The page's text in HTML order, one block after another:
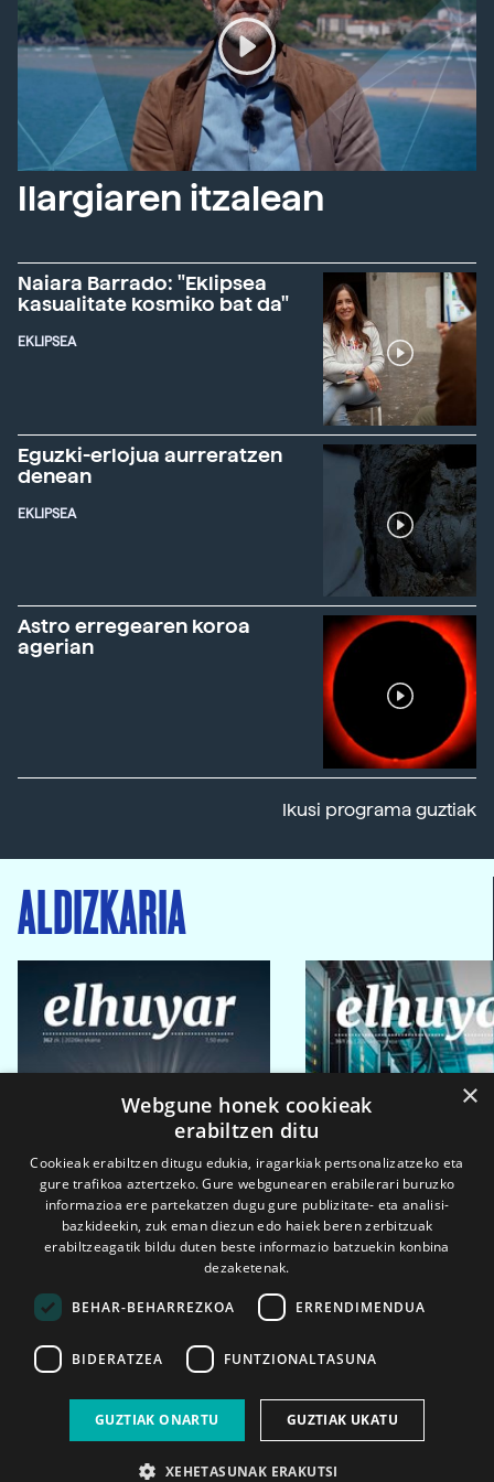
Ilargiaren itzalean
Naiara Barrado: "Eklipsea
kasualitate kosmiko bat da"
EKLIPSEA
Eguzki-erlojua aurreratzen
denean
EKLIPSEA
Astro erregearen koroa
agerian
Ikusi programa guztiak
ALDIZKARIA
2026ko eka. 1a 2026ko mar. 1a
×
Webgune honek cookieak
erabiltzen ditu
Cookieak erabiltzen ditugu edukia, iragarkiak pertsonalizatzeko eta
gure trafikoa aztertzeko. Gure webgunearen erabilerari buruzko
informazioa ere partekatzen dugu gure publizitate- eta analisi-
bazkideekin, zuk eman diezun edo haiek beren zerbitzuak
erabiltzeagatik bildu duten beste informazio batzuekin konbina
dezaketenak.
BEHAR-BEHARREZKOA ERRENDIMENDUA
BIDERATZEA FUNTZIONALTASUNA
GUZTIAK ONARTU GUZTIAK UKATU
XEHETASUNAK ERAKUTSI